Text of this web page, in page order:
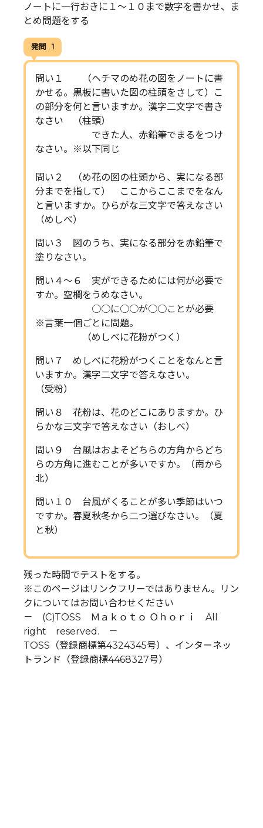
ノートに一行おきに１～１０まで数字を書かせ、ま
とめ問題をする
発問 . 1
問い１ （ヘチマのめ花の図をノートに書
かせる。黒板に書いた図の柱頭をさして）こ
の部分を何と言いますか。漢字二文字で書き
なさい （柱頭）
できた人、赤鉛筆でまるをつけ
なさい。※以下同じ
問い２ （め花の図の柱頭から、実になる部
分までを指して） ここからここまでをなん
と言いますか。ひらがな三文字で答えなさい
（めしべ）
問い３ 図のうち、実になる部分を赤鉛筆で
塗りなさい。
問い４～６ 実ができるためには何が必要で
すか。空欄をうめなさい。
○○に○○が○○ことが必要
※言葉一個ごとに問題。
（めしべに花粉がつく）
問い７ めしべに花粉がつくことをなんと言
いますか。漢字二文字で答えなさい。
（受粉）
問い８ 花粉は、花のどこにありますか。ひ
らかな三文字で答えなさい（おしべ）
問い９ 台風はおよそどちらの方角からどち
らの方角に進むことが多いですか。（南から
北）
問い１０ 台風がくることが多い季節はいつ
ですか。春夏秋冬から二つ選びなさい。（夏
と秋）
残った時間でテストをする。
※このページはリンクフリーではありません。リン
クについてはお問い合わせください
－ (C)TOSS Ｍａｋｏｔｏ Ｏｈｏｒｉ All
right reserved. －
TOSS（登録商標第4324345号）、インターネッ
トランド（登録商標4468327号）